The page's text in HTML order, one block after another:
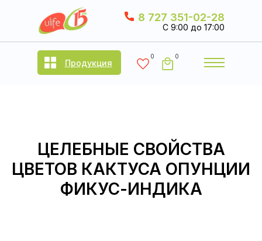
C 9:00 до 17:00
8 727 351-02-28
Продукция
0
0
ЦЕЛЕБНЫЕ СВОЙСТВА
ЦВЕТОВ КАКТУСА ОПУНЦИИ
ФИКУС-ИНДИКА